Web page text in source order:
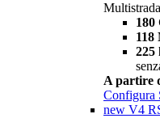
180
118
225
A partire
Configura
new V4